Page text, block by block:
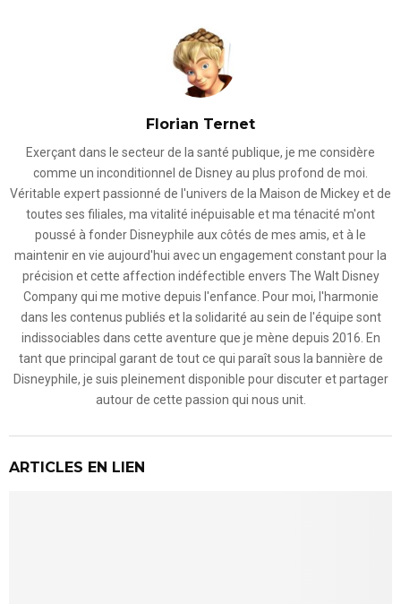
Florian Ternet
Exerçant dans le secteur de la santé publique, je me considère
comme un inconditionnel de Disney au plus profond de moi.
Véritable expert passionné de l'univers de la Maison de Mickey et de
toutes ses filiales, ma vitalité inépuisable et ma ténacité m'ont
poussé à fonder Disneyphile aux côtés de mes amis, et à le
maintenir en vie aujourd'hui avec un engagement constant pour la
précision et cette affection indéfectible envers The Walt Disney
Company qui me motive depuis l'enfance. Pour moi, l'harmonie
dans les contenus publiés et la solidarité au sein de l'équipe sont
indissociables dans cette aventure que je mène depuis 2016. En
tant que principal garant de tout ce qui paraît sous la bannière de
Disneyphile, je suis pleinement disponible pour discuter et partager
autour de cette passion qui nous unit.
ARTICLES EN LIEN